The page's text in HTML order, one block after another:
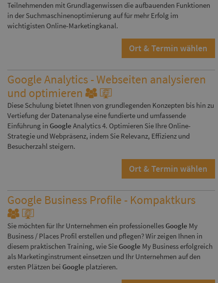
Teilnehmenden mit Grundlagenwissen die aufbauenden Funktionen
in der Suchmaschinenoptimierung auf für mehr Erfolg im
wichtigisten Online-Marketingkanal.
Ort & Termin wählen
Google Analytics - Webseiten analysieren
und optimieren
Diese Schulung bietet Ihnen von grundlegenden Konzepten bis hin zu
Vertiefung der Datenanalyse eine fundierte und umfassende
Einführung in Google Analytics 4. Optimieren Sie Ihre Online-
Strategie und Webpräsenz, indem Sie Relevanz, Effizienz und
Besucherzahl steigern.
Ort & Termin wählen
Google Business Profile - Kompaktkurs
Sie möchten für Ihr Unternehmen ein professionellesGoogle My
Business / Places Profil erstellen und pflegen? Wir zeigen Ihnen in
diesem praktischen Training, wie SieGoogle My Business erfolgreich
als Marketinginstrument einsetzen und Ihr Unternehmen auf den
ersten Plätzen bei Google platzieren.